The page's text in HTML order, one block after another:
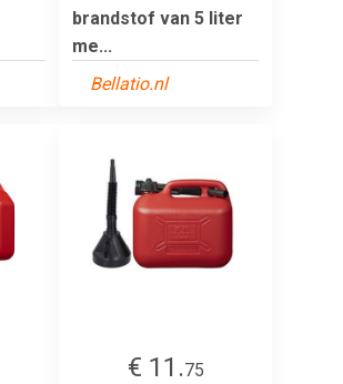
brandstof van 5 liter
me...
Bellatio.nl
€ 11.75